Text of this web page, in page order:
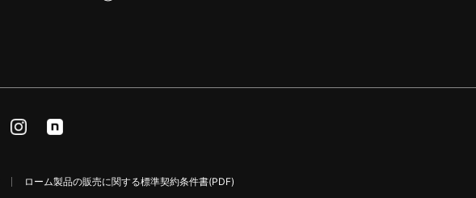
ローム製品の販売に関する標準契約条件書(PDF)